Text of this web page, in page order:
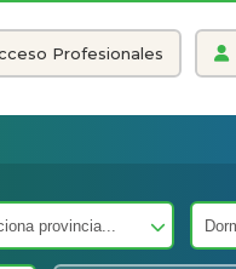
Profesionales